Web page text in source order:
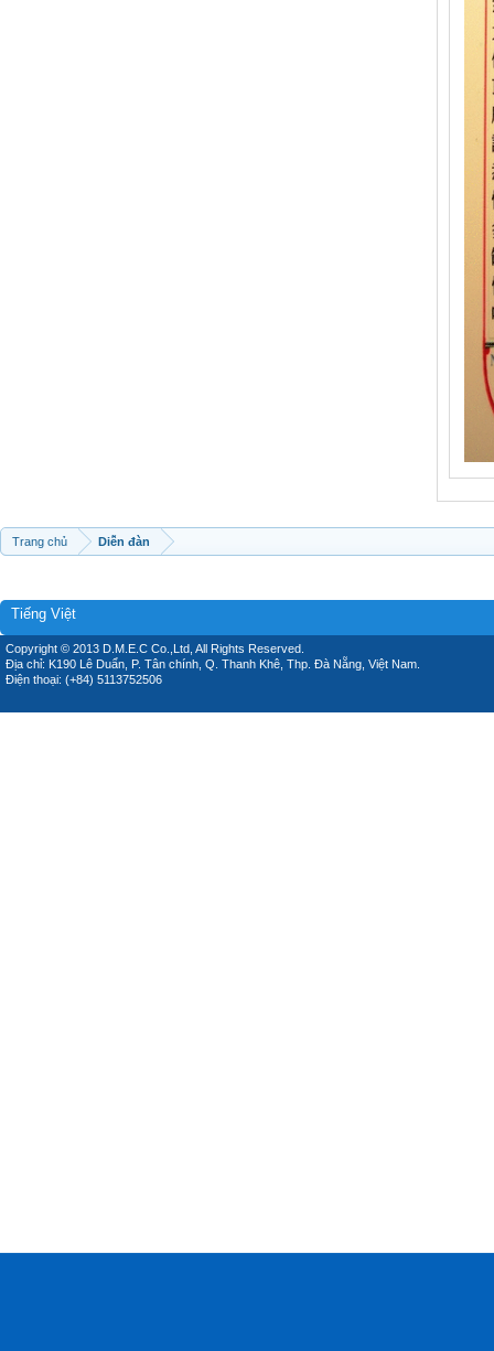
Trang chủ Diễn đàn
Tiếng Việt
Copyright © 2013 D.M.E.C Co.,Ltd, All Rights Reserved.
Địa chỉ: K190 Lê Duẩn, P. Tân chính, Q. Thanh Khê, Thp. Đà Nẵng, Việt Nam.
Điện thoại: (+84) 5113752506